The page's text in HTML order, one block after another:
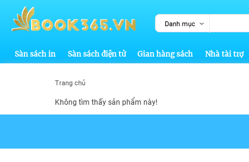
Danh mục
Sàn sách in Sàn sách điện tử Gian hàng sách Nhà tài trợ
Trang chủ
Không tìm thấy sản phẩm này!